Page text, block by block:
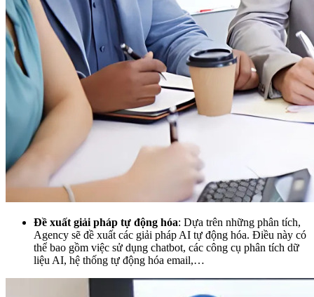
Đề xuất giải pháp tự động hóa: Dựa trên những phân tích,
Agency sẽ đề xuất các giải pháp AI tự động hóa. Điều này có
thể bao gồm việc sử dụng chatbot, các công cụ phân tích dữ
liệu AI, hệ thống tự động hóa email,…